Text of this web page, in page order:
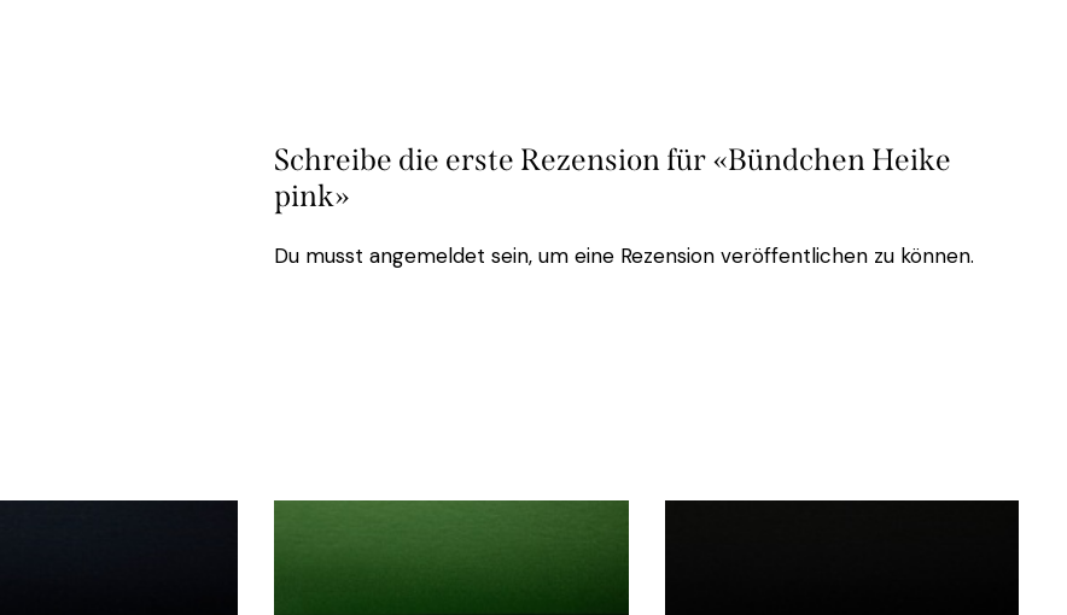
Schreibe die erste Rezension für «Bündchen Heike
pink»
Du musst angemeldet sein, um eine Rezension veröffentlichen zu können.